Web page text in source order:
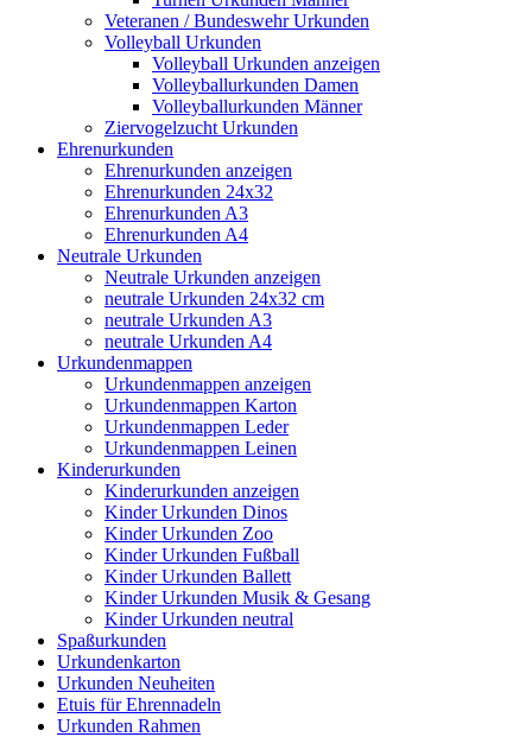
Veteranen / Bundeswehr Urkunden
Volleyball Urkunden
Volleyball Urkunden anzeigen
Volleyballurkunden Damen
Volleyballurkunden Männer
Ziervogelzucht Urkunden
Ehrenurkunden
Ehrenurkunden anzeigen
Ehrenurkunden 24x32
Ehrenurkunden A3
Ehrenurkunden A4
Neutrale Urkunden
Neutrale Urkunden anzeigen
neutrale Urkunden 24x32 cm
neutrale Urkunden A3
neutrale Urkunden A4
Urkundenmappen
Urkundenmappen anzeigen
Urkundenmappen Karton
Urkundenmappen Leder
Urkundenmappen Leinen
Kinderurkunden
Kinderurkunden anzeigen
Kinder Urkunden Dinos
Kinder Urkunden Zoo
Kinder Urkunden Fußball
Kinder Urkunden Ballett
Kinder Urkunden Musik & Gesang
Kinder Urkunden neutral
Spaßurkunden
Urkundenkarton
Urkunden Neuheiten
Etuis für Ehrennadeln
Urkunden Rahmen